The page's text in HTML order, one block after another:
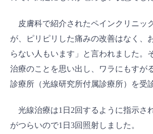
皮膚科で紹介されたペインクリニッ
が、ピリピリした痛みの改善はなく、
らない人もいます」と言われました。
治療のことを思い出し、ワラにもすが
診療所（光線研究所付属診療所）を受
光線治療は1日2回するように指示さ
がつらいので1日3回照射しました。